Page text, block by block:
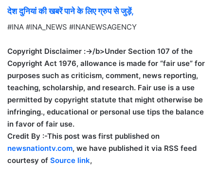
देश दुनियां की खबरें पाने के लिए ग्रुप से जुड़ें,
#INA #INA_NEWS #INANEWSAGENCY
Copyright Disclaimer :->/b>Under Section 107 of the
Copyright Act 1976, allowance is made for “fair use” for
purposes such as criticism, comment, news reporting,
teaching, scholarship, and research. Fair use is a use
permitted by copyright statute that might otherwise be
infringing., educational or personal use tips the balance
in favor of fair use.
Credit By :-This post was first published on
newsnationtv.com, we have published it via RSS feed
courtesy of Source link,